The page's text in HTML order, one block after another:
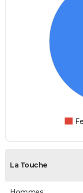
La Touche